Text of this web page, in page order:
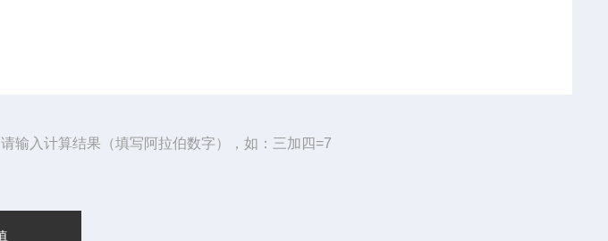
请输入计算结果（填写阿拉伯数字），如：三加四=7